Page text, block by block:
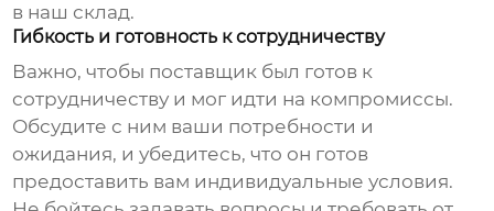
в наш склад.
Гибкость и готовность к сотрудничеству
Важно, чтобы поставщик был готов к
сотрудничеству и мог идти на компромиссы.
Обсудите с ним ваши потребности и
ожидания, и убедитесь, что он готов
предоставить вам индивидуальные условия.